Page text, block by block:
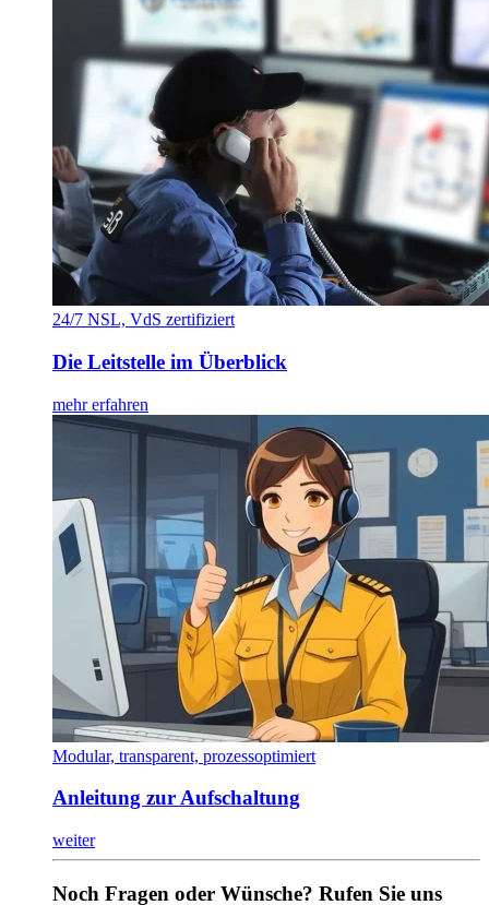
24/7 NSL, VdS zertifiziert
Die Leitstelle im Überblick
mehr erfahren
Modular, transparent, prozessoptimiert
Anleitung zur Aufschaltung
weiter
Noch Fragen oder Wünsche? Rufen Sie uns